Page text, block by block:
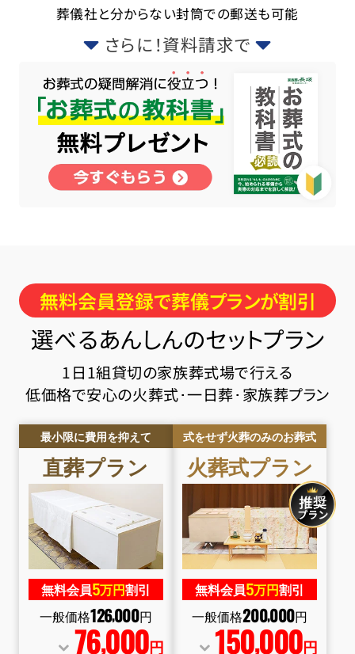
葬儀社と分からない封筒での郵送も可能
さらに！資料請求で
無料会員登録で葬儀プランが割引
選べるあんしんのセットプラン
1日1組貸切の家族葬式場で行える
低価格で安心の火葬式･一日葬･家族葬プラン
最小限に費用を抑えて
直葬プラン
無料会員5万円割引
一般価格126,000円
76,000円
式をせず火葬のみのお葬式
火葬式プラン
無料会員5万円割引
一般価格200,000円
150,000円